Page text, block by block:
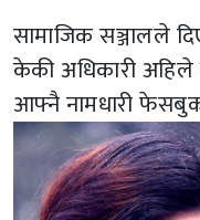
सामाजिक सञ्जालले
केकी अधिकारी
आफ्नै नामधारी